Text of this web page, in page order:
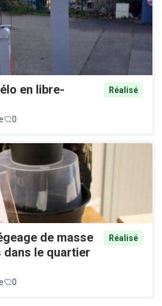
en libre-
Réalisé
0
de masse
le quartier
Réalisé
0